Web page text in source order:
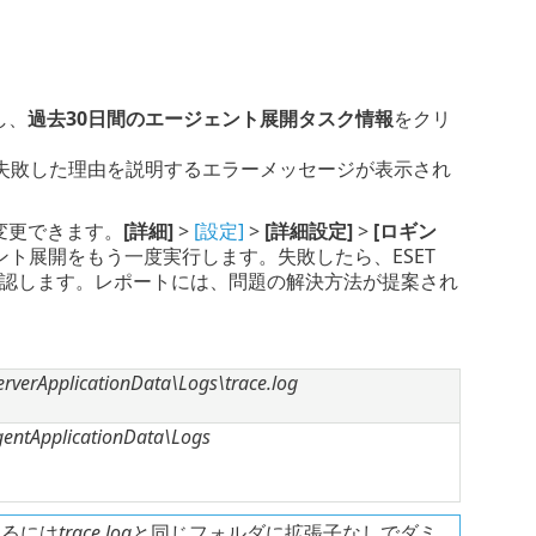
過去30日間のエージェント展開タスク情報をクリ
した理由を説明するエラーメッセージが表示され
できます。 [詳細]> [設定] > [詳細設定]> [ロギン
展開をもう一度実行します。失敗したら、ESET
します。レポートには、問題の解決方法が提案され